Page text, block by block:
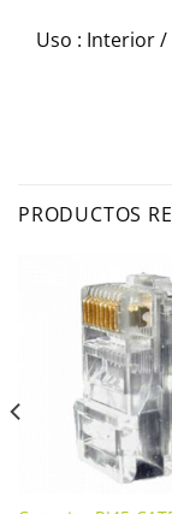
Uso : Interior /
PRODUCTOS